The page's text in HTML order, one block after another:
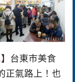
】台東市美食
正氣路上！也